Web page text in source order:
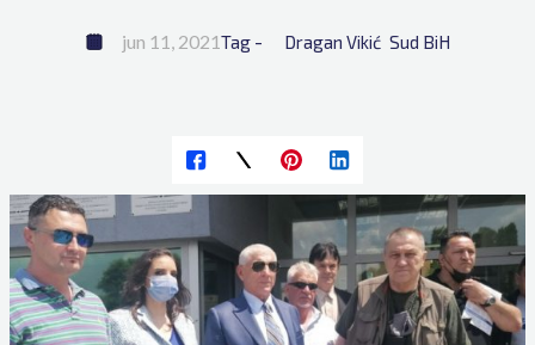
jun 11, 2021Tag - Dragan Vikić Sud BiH